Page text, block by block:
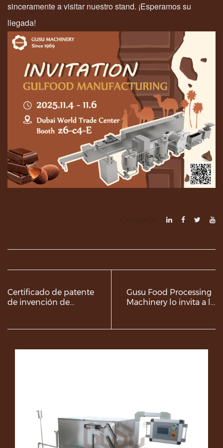
sinceramente a visitar nuestro stand. ¡Esperamos su
llegada!
Certificado de patente
de invención de
Gusu Food Processing
Machinery lo invita a la
Internacional de